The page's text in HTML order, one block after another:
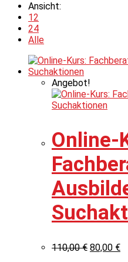
Ansicht:
12
24
Alle
Angebot!
Online-
110,00€ 80,00 €